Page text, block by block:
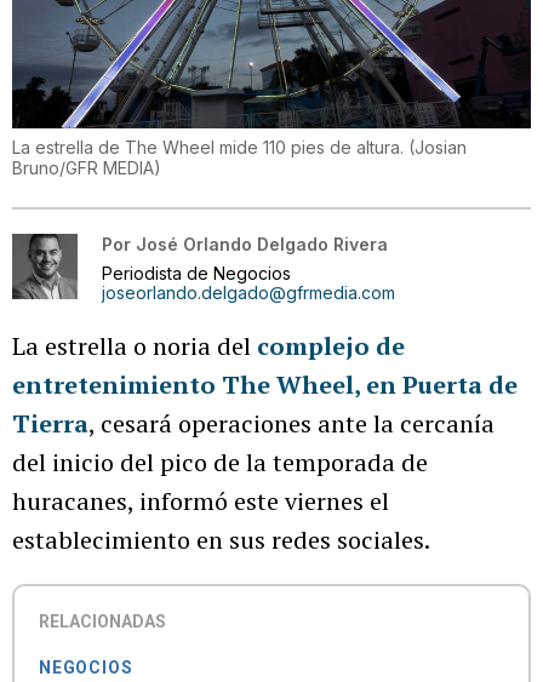
La estrella de The Wheel mide 110 pies de altura. (Josian
Bruno/GFR MEDIA)
Por José Orlando Delgado Rivera
Periodista de Negocios
joseorlando.delgado@gfrmedia.com
La estrella o noria del complejo de
entretenimiento The Wheel, en Puerta de
Tierra, cesará operaciones ante la cercanía
del inicio del pico de la temporada de
huracanes, informó este viernes el
establecimiento en sus redes sociales.
RELACIONADAS
NEGOCIOS